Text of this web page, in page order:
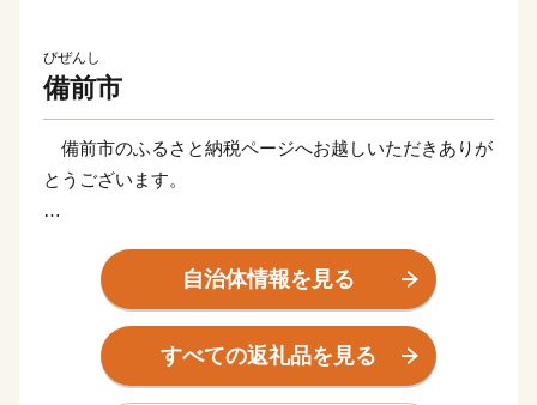
びぜんし
備前市
備前市のふるさと納税ページへお越しいただきありが
とうございます。
るまちです。
市の約80％が山地で構成され、南部は瀬戸内海に面
し、平野部が広がるなど地形は変化に富んでいます。
また、豊かな自然環境に恵まれているとともに、温暖
自治体情報を見る
すべての返礼品を見る